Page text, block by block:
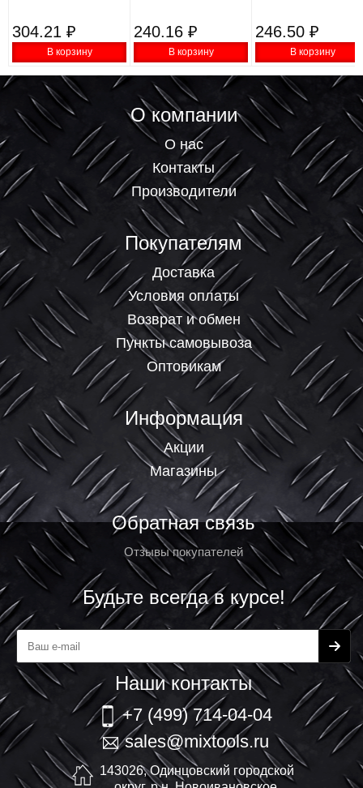
304.21 ₽
В корзину
240.16 ₽
В корзину
246.50 ₽
В корзину
О компании
О нас
Контакты
Производители
Покупателям
Доставка
Условия оплаты
Возврат и обмен
Пункты самовывоза
Оптовикам
Информация
Акции
Магазины
Обратная связь
Отзывы покупателей
Будьте всегда в курсе!
Наши контакты
+7 (499) 714-04-04
sales@mixtools.ru
143026, Одинцовский городской